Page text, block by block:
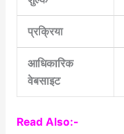
प्रक्रिया
आधिकारिक
वेबसाइट
Read Also:-